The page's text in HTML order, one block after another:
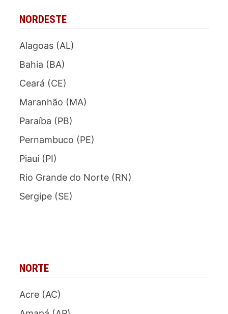
NORDESTE
Alagoas (AL)
Bahia (BA)
Ceará (CE)
Maranhão (MA)
Paraíba (PB)
Pernambuco (PE)
Piauí (PI)
Rio Grande do Norte (RN)
Sergipe (SE)
NORTE
Acre (AC)